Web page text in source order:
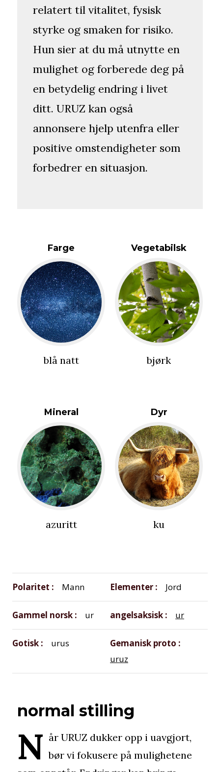
relatert til vitalitet, fysisk
styrke og smaken for risiko.
Hun sier at du må utnytte en
mulighet og forberede deg på
en betydelig endring i livet
ditt. URUZ kan også
annonsere hjelp utenfra eller
positive omstendigheter som
forbedrer en situasjon.
Farge
blå natt
Vegetabilsk
bjørk
Mineral
azuritt
Dyr
ku
Polaritet Mann Elementer Jord
Gammel norsk ur angelsaksisk ur
Gotisk urus
Gemanisk proto
uruz
normal stilling
N år URUZ dukker opp i uavgjort,
bør vi fokusere på mulighetene